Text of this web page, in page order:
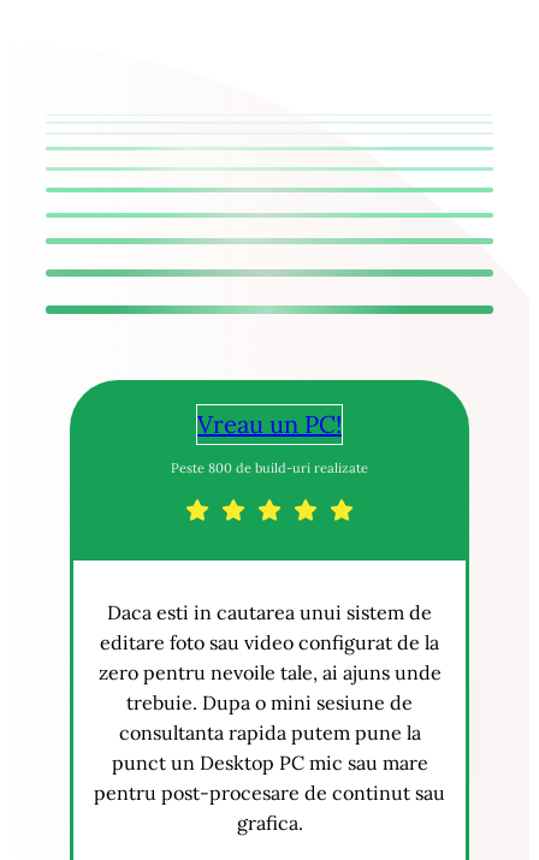
Vreau un PC!
Peste 800 de build-uri realizate
Daca esti in cautarea unui sistem de
editare foto sau video configurat de la
zero pentru nevoile tale, ai ajuns unde
trebuie. Dupa o mini sesiune de
consultanta rapida putem pune la
punct un Desktop PC mic sau mare
pentru post-procesare de continut sau
grafica.